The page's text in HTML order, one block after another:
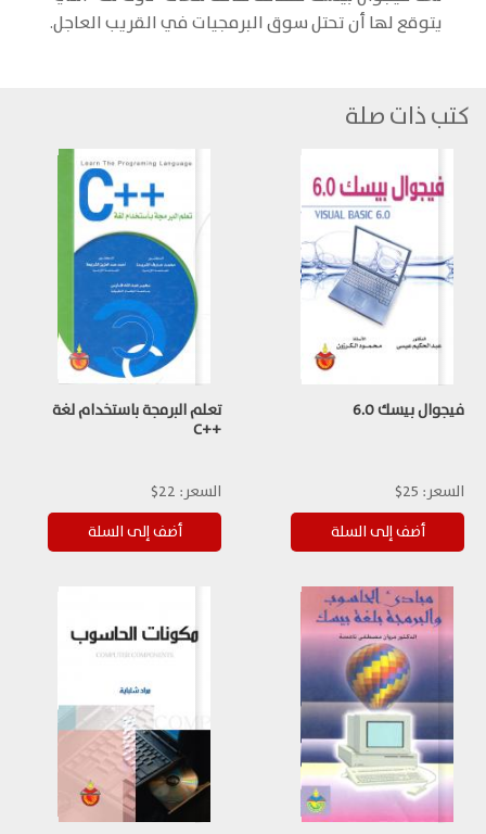
يتوقع لها أن تحتل سوق البرمجيات في القريب العاجل.
كتب ذات صلة
فيجوال بيسك 6.0
السعر: 25$
تعلم البرمجة باستخدام لغة
++C
السعر: 22$